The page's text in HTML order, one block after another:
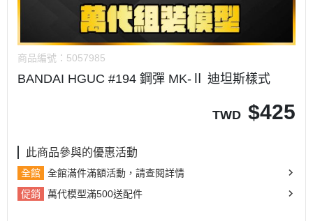
商品編號： 5057985
BANDAI HGUC #194 鋼彈 MK-Ⅱ 迪坦斯樣式
TWD $425
此商品參與的優惠活動
全館
全館滿件滿額活動，請查閱詳情
促銷
萬代模型滿500送配件